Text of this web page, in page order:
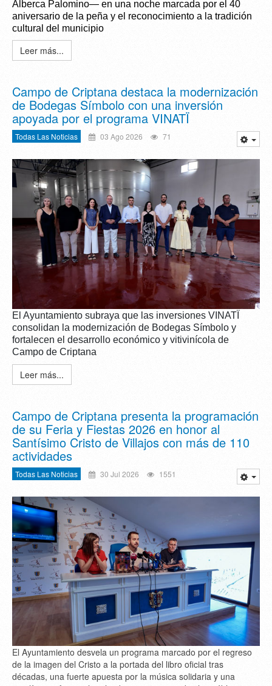
Alberca Palomino— en una noche marcada por el 40
aniversario de la peña y el reconocimiento a la tradición
cultural del municipio
Leer más...
Campo de Criptana destaca la modernización
de Bodegas Símbolo con una inversión
apoyada por el programa VINATÏ
Todas Las Noticias 03 Ago 2026 71
El Ayuntamiento subraya que las inversiones VINATÏ
consolidan la modernización de Bodegas Símbolo y
fortalecen el desarrollo económico y vitivinícola de
Campo de Criptana
Leer más...
Campo de Criptana presenta la programación
de su Feria y Fiestas 2026 en honor al
Santísimo Cristo de Villajos con más de 110
actividades
Todas Las Noticias 30 Jul 2026 1551
El Ayuntamiento desvela un programa marcado por el regreso
de la imagen del Cristo a la portada del libro oficial tras
décadas, una fuerte apuesta por la música solidaria y una